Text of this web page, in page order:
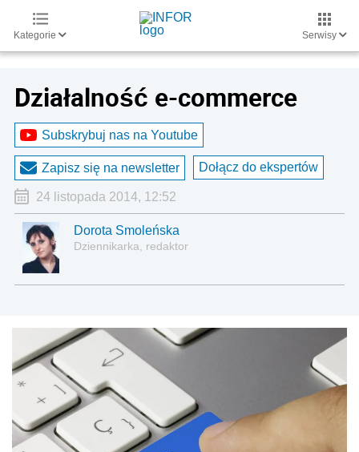
Kategorie Serwisy
Działalność e-commerce
Subskrybuj nas na Youtube
Zapisz się na newsletter Dołącz do ekspertów
24 listopada 2014, 12:52
Dorota Smoleńska
Dziennikarka, redaktor